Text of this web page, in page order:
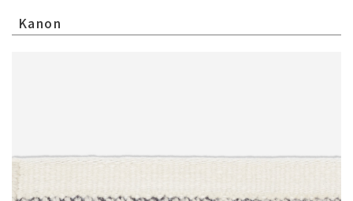
Kanon